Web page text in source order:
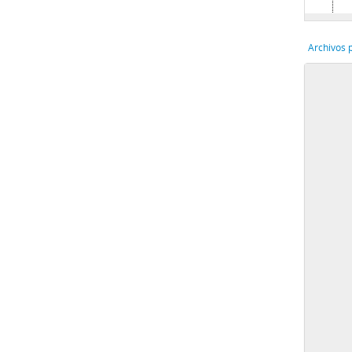
Archivos